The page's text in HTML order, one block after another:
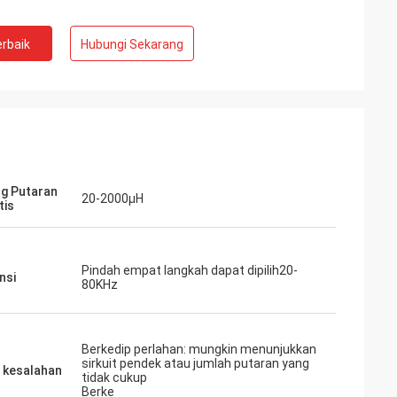
Hubungi Sekarang
Putaran
20-2000μH
Pindah empat langkah dapat dipilih20-
80KHz
Berkedip perlahan: mungkin menunjukkan
sirkuit pendek atau jumlah putaran yang
tidak cukup
Berke